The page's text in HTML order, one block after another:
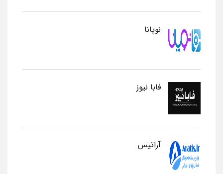
نوپانا
فابا نیوز
آراتیس